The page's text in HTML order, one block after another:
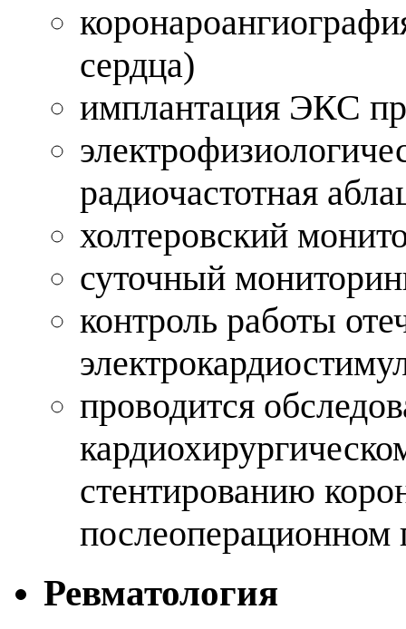
сердца)
имплантация ЭКС
радиочастотная
холтеровский
суточный
контроль работы
проводится
стентированию
послеоперационном
Ревматология